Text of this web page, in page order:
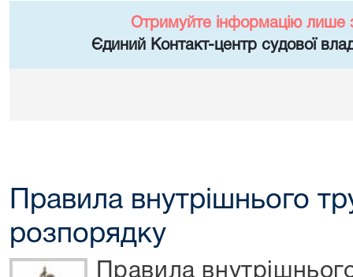
Отримуйте інформацію лише
Єдиний Контакт-центр судової
Правила внутрішнього
розпорядку
Правила